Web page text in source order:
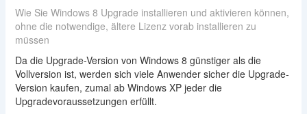
Wie Sie Windows 8 Upgrade installieren und aktivieren können,
ohne die notwendige, ältere Lizenz vorab installieren zu
müssen
Da die Upgrade-Version von Windows 8 günstiger als die
Vollversion ist, werden sich viele Anwender sicher die Upgrade-
Version kaufen, zumal ab Windows XP jeder die
Upgradevoraussetzungen erfüllt.